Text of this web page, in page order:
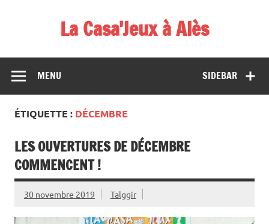
La Casa'Jeux à Alès
démos et de tournois
SIDEBAR
MENU
ÉTIQUETTE : DÉCEMBRE
LES OUVERTURES DE DÉCEMBRE
COMMENCENT !
30 novembre 2019 Talggir